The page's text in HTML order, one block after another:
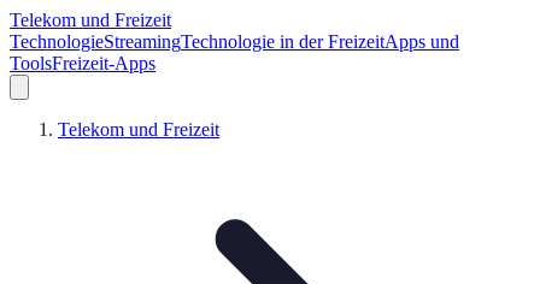
Telekom und Freizeit
TechnologieStreamingTechnologie in der FreizeitApps und
ToolsFreizeit-Apps
Telekom und Freizeit